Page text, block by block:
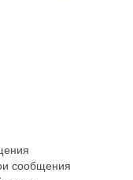
сообщения